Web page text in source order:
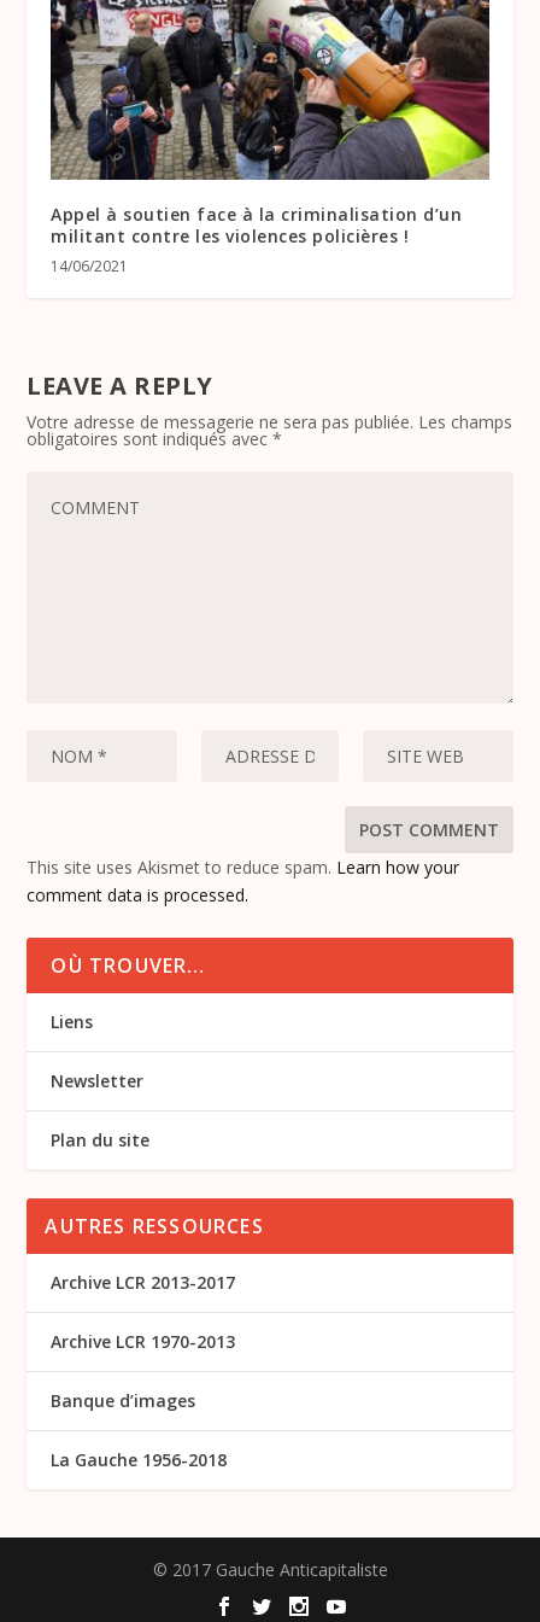
Appel à soutien face à la criminalisation d’un
militant contre les violences policières !
14/06/2021
LEAVE A REPLY
Votre adresse de messagerie ne sera pas publiée. Les champs
obligatoires sont indiqués avec*
This site uses Akismet to reduce spam. Learn how your
comment data is processed.
OÙ TROUVER…
Liens
Newsletter
Plan du site
AUTRES RESSOURCES
Archive LCR 2013-2017
Archive LCR 1970-2013
Banque d’images
La Gauche 1956-2018
© 2017 Gauche Anticapitaliste